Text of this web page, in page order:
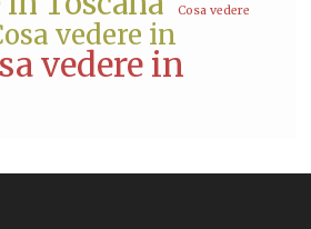
Cosa vedere
vedere in
vedere in